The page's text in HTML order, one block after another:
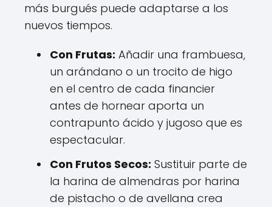
más burgués puede adaptarse a los
nuevos tiempos.
Con Frutas: Añadir una frambuesa,
un arándano o un trocito de higo
en el centro de cada financier
antes de hornear aporta un
contrapunto ácido y jugoso que es
espectacular.
Con Frutos Secos: Sustituir parte de
la harina de almendras por harina
de pistacho o de avellana crea